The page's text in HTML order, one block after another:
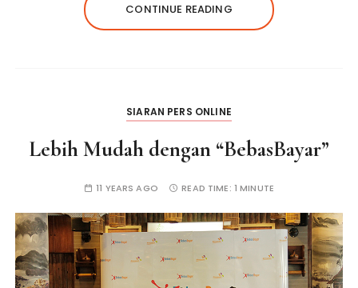
CONTINUE READING
SIARAN PERS ONLINE
Lebih Mudah dengan “BebasBayar”
11 YEARS AGO READ TIME: 1 MINUTE